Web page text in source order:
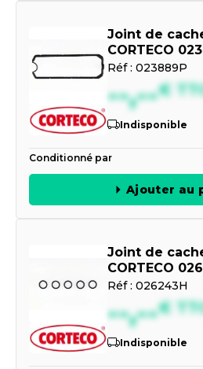
Joint de
CORTECO
Réf : 023889P
--,--€
Indisponible
Conditionné par
Ajouter au
Joint de
CORTECO
Réf : 026243H
--,--€
Indisponible